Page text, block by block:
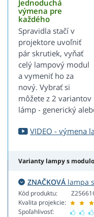
Jednoduchá
výmena pre
každého
Spravidla stačí v
projektore uvoľniť
pár skrutiek, vyňať
celý lampový modul
a vymeniť ho za
nový. Vybrať si
môžete z 2 variantov
lámp - generický
VIDEO - výmena
Varianty lampy s
ZNAČKOVÁ lampa
Kód produktu:
Kvalita projekcie:
Spoľahlivosť: